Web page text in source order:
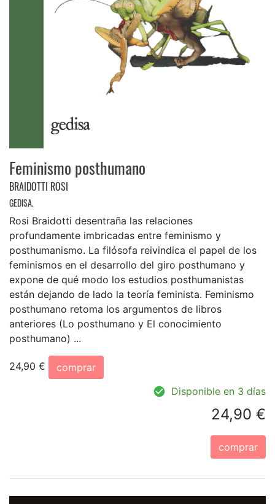
Feminismo posthumano
BRAIDOTTI ROSI
GEDISA.
Rosi Braidotti desentraña las relaciones
profundamente imbricadas entre feminismo y
posthumanismo. La filósofa reivindica el papel de los
feminismos en el desarrollo del giro posthumano y
expone de qué modo los estudios posthumanistas
están dejando de lado la teoría feminista. Feminismo
posthumano retoma los argumentos de libros
anteriores (Lo posthumano y El conocimiento
posthumano) ...
24,90 €
comprar
Disponible en 3 días
24,90 €
comprar